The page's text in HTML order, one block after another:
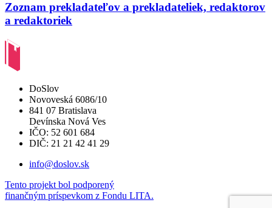
Zoznam prekladateľov a prekladateliek, redaktorov
a redaktoriek
DoSlov
Novoveská 6086/10
841 07 Bratislava
Devínska Nová Ves
IČO: 52 601 684
DIČ: 21 21 42 41 29
info@doslov.sk
Tento projekt bol podporený
finančným príspevkom z Fondu LITA.